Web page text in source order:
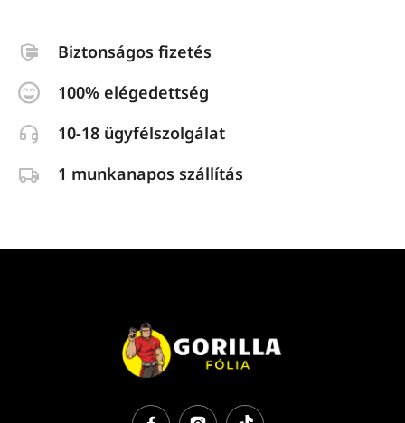
Biztonságos fizetés
100% elégedettség
10-18 ügyfélszolgálat
1 munkanapos szállítás